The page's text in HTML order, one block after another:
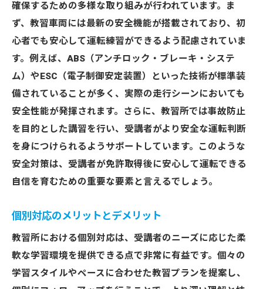
確保するための多様な取り組みが行われています。ま
ず、教習車両には最新の安全機能が搭載されており、初
心者でも安心して運転練習ができるよう配慮されていま
す。例えば、ABS（アンチロック・ブレーキ・システ
ム）やESC（電子制御安定装置）といった技術が標準装
備されていることが多く、実際の走行シーンにおいても
安全性能が発揮されます。さらに、教習所では事故防止
を目的とした講習を行い、受講者がより安全な運転判断
を身につけられるようサポートしています。このような
安全対策は、受講者が免許取得後に安心して運転できる
自信を育むための重要な要素と言えるでしょう。
個別対応のメリットとデメリット
教習所における個別対応は、受講者のニーズに応じた柔
軟な学習環境を提供できる点で非常に有益です。個々の
学習スタイルやペースに合わせた教習プランを提案し、